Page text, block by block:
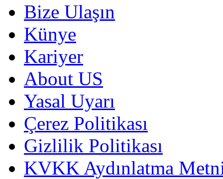
Bize Ulaşın
Künye
Kariyer
About US
Yasal Uyarı
Çerez Politikası
Gizlilik Politikası
KVKK Aydınlatma